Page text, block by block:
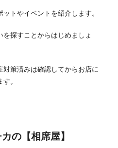
トやイベントを紹介します。
探すことからはじめましょ
策済みは確認してからお店に
。
の【相席屋】